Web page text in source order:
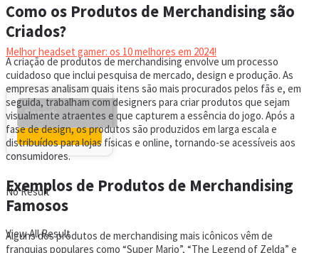
HEADSET
Melhor headset gamer: os 10 melhores em 2024!
No Result
View All Result
Como os Produtos de Merchandising são
Criados?
A criação de produtos de merchandising envolve um processo
cuidadoso que inclui pesquisa de mercado, design e produção. As
empresas analisam quais itens são mais procurados pelos fãs e, em
seguida, trabalham com designers para criar produtos que sejam
visualmente atraentes e que capturem a essência do jogo. Após a
fase de design, os produtos são produzidos em larga escala e
distribuídos para lojas físicas e online, tornando-se acessíveis aos
consumidores.
Exemplos de Produtos de Merchandising
Famosos
Alguns dos produtos de merchandising mais icônicos vêm de
franquias populares como “Super Mario”, “The Legend of Zelda” e